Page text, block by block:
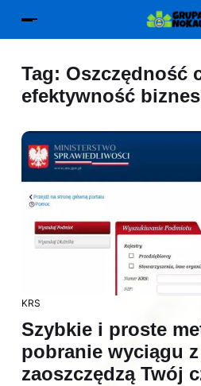
Tag: Oszczędność
efektywność
KRS
Szybkie i proste
pobranie wyciągu
zaoszczędzą Twój